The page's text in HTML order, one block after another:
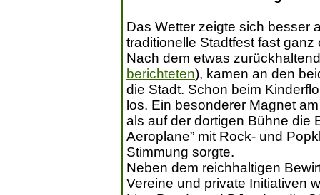
Das Wetter zeigte sich besser
traditionelle Stadtfest fast
Nach dem etwas
berichteten), kamen an den
die Stadt. Schon beim
los. Ein besonderer Magnet
als auf der dortigen Bühne die
Aeroplane” mit Rock- und
Stimmung sorgte.
Neben dem reichhaltigen
Vereine und private Initiativen